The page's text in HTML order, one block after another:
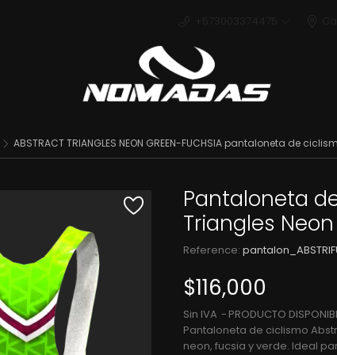
ABSTRACT TRIANGLES NEON GREEN-FUCHSIA pantaloneta de
Pantaloneta
Triangles
Reference:
$116,000
Sin IVA
PRODUCTO
Pantaloneta de ciclismo
neon, fucsia y verde. Ideal